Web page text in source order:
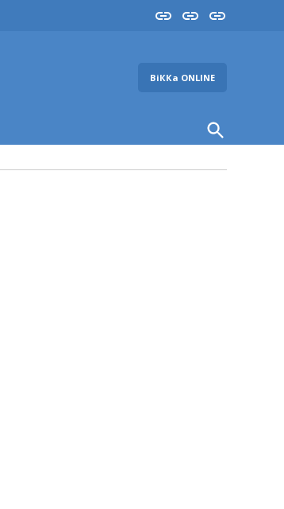
InstaYouTube
FB
ВіККа ONLINE
Open
Search